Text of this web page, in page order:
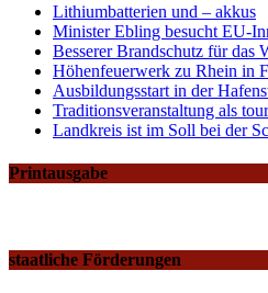
Lithiumbatterien und – akkus
Minister Ebling besucht EU-
Besserer Brandschutz für das
Höhenfeuerwerk zu Rhein in
Ausbildungsstart in der
Traditionsveranstaltung als
Landkreis ist im Soll bei der
Printausgabe
staatliche Förderungen